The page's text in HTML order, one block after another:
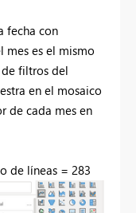
fecha con
mes es el mismo
filtros del
en el mosaico
de cada mes en
de líneas = 283